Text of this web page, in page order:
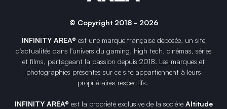
© Copyright 2018 - 2026
INFINITY AREA® est une marque française déposée, un site
d'actualités dans l'univers du gaming, high tech, cinémas, séries
et films, partageant la passion depuis 2018. Les marques et
photographies présentes sur ce site appartiennent à leurs
propriétaires respectifs.
INFINITY AREA® est la propriété exclusive de la société Altitude